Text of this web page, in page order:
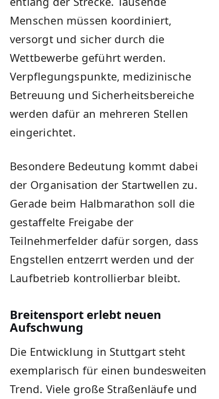
Menschen müssen koordiniert,
versorgt und sicher durch die
Wettbewerbe geführt werden.
Verpflegungspunkte, medizinische
Betreuung und Sicherheitsbereiche
werden dafür an mehreren Stellen
eingerichtet.
Besondere Bedeutung kommt dabei
der Organisation der Startwellen zu.
Gerade beim Halbmarathon soll die
gestaffelte Freigabe der
Teilnehmerfelder dafür sorgen, dass
Engstellen entzerrt werden und der
Laufbetrieb kontrollierbar bleibt.
Breitensport erlebt neuen
Aufschwung
Die Entwicklung in Stuttgart steht
exemplarisch für einen bundesweiten
Trend. Viele große Straßenläufe und